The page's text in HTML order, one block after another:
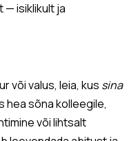
— isiklikult ja
või valus, leia, kus sina
hea sõna kolleegile,
või lihtsalt